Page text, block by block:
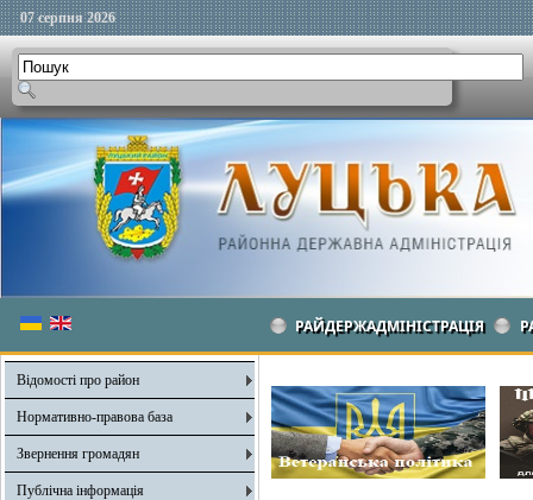
07 серпня 2026
РАЙДЕРЖАДМІНІСТРАЦІЯ
Відомості про район
Нормативно-правова база
Звернення громадян
Публічна інформація